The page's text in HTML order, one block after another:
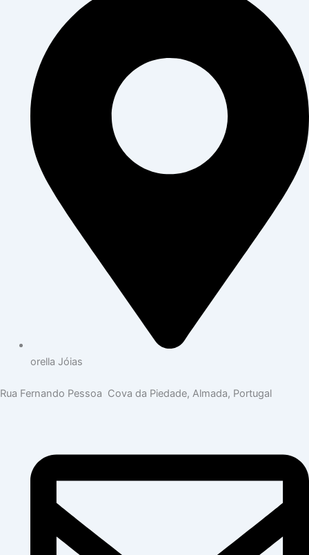
orella Jóias
Rua Fernando Pessoa Cova da Piedade, Almada, Portugal